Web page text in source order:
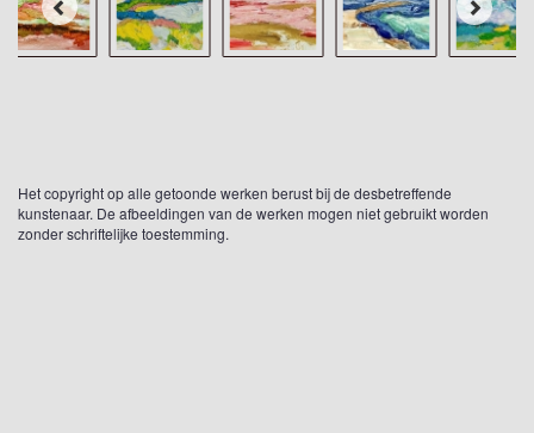
Het copyright op alle getoonde werken berust bij de desbetreffende
kunstenaar. De afbeeldingen van de werken mogen niet gebruikt worden
zonder schriftelijke toestemming.